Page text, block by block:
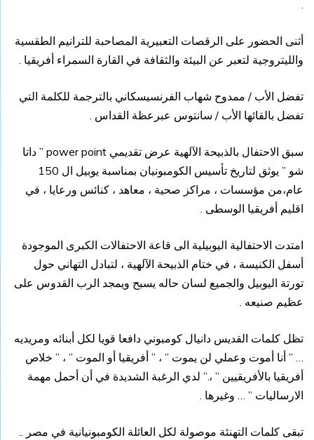
أثنى الحضور على الرقصات التعبيرية المصاحبة للترانيم الطقسية
والليتروجية لتعبر عن البيئة والثقافة في القارة السمراء أفريقيا .
تفضل الأب / ممدوح شهاب الفرنسيسكاني بالترجمة للكلمة التي
تفضل بالقائها الأب / سانتوس عبرعظة القداس .
سبق الاحتفال بالذبيحة الآلهية عرض تقديمي power point ” داتا
شو ” يوثق لتاريخ تأسيس الكومبونيان بمناسبة يوبيل ال 150
عام،من مؤسسات ، مراكز صحية ، معاهد ، كنائس ورعايا ، في
اقليم أفريقيا الوسطى .
امتدت الاحتفالية اليوبيلية الى قاعة الاحتفالات الكبرى الموجودة
أسفل الكنيسة ، في ختام الذبيحة الآلهية ، لتبادل التهاني حول
تورتة اليوبيل والجميع لسان حاله يسبح ويمجد الرب القدوس على
عظيم صنيعه .
تظل كلمات القديس دانيال كومبوني دافعا قويا لكل أبنائه ومريديه
… ” أنا أموت وعملي لن يموت ” ، ” أفريقيا أو الموت ” ، ” خلاص
أفريقيا بالأفريقيين ” ،.” لدي الرغبة الشديدة في أن أحمل مهمة
الارساليات ” … وغيرها .
تبقى كلمات التهنئة موصولة لكل العائلة الكومبونيانية في مصر ..